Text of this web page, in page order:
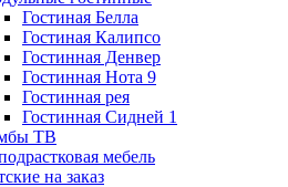
Гостиная Белла
Гостиная Калипсо
Гостинная Денвер
Гостинная Нота 9
Гостинная рея
Гостинная Сидней 1
ТВ
мебель
на заказ